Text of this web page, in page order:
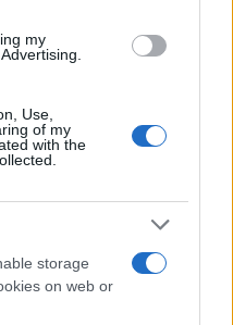
my
Use,
of my
with the
storage
on web or
provinciale ad Arzachena,